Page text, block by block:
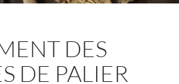
DES
DE PALIER